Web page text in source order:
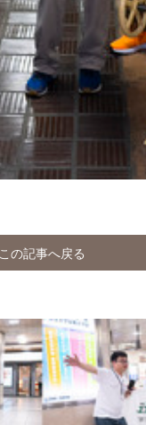
この記事へ戻る